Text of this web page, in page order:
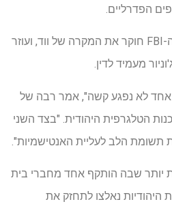
הפדרליים.
משרד השדה בוושינגטון של ה-FBI חוקר את המקרה של ווד, ועוזר
מעמיד לדין.
לא נפגע קשה", אמר רבה של
הטלגרפית היהודית. "בצד השני
הלב לעליית האנטישמיות".
יותר שבה הותקף אחד מחברי בית
היהודיות נאלצו לתחזק את